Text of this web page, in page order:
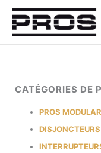
Aller
contenu
CATÉGORIES DE
PROS